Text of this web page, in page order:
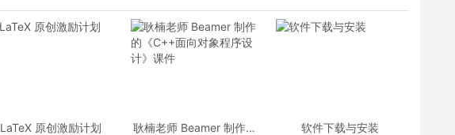
LaTeX 原创激励计划
耿楠老师 Beamer 制作的
软件下载与安装